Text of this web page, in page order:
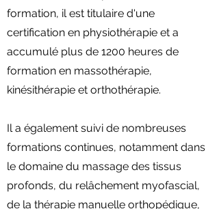
formation, il est titulaire d'une
certification en physiothérapie et a
accumulé plus de 1200 heures de
formation en massothérapie,
kinésithérapie et orthothérapie.
Il a également suivi de nombreuses
formations continues, notamment dans
le domaine du massage des tissus
profonds, du relâchement myofascial,
de la thérapie manuelle orthopédique,